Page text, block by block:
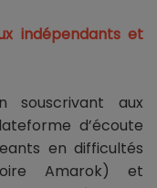
indépendants et
souscrivant aux
d’écoute
en difficultés
Amarok) et